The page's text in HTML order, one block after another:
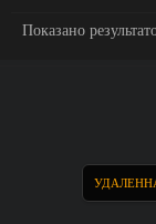
Показано